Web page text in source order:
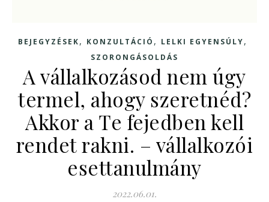
BEJEGYZÉSEK, KONZULTÁCIÓ , LELKI EGYENSÚLY,
SZORONGÁSOLDÁS
A vállalkozásod nem úgy
termel, ahogy szeretnéd?
Akkor a Te fejedben kell
rendet rakni. – vállalkozói
esettanulmány
2022.06.01.